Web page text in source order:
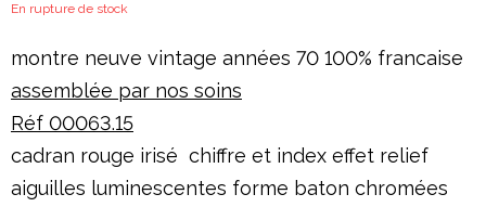
En rupture de stock
montre neuve vintage années 70 100% francaise
assemblée par nos soins
Réf 00063.15
cadran rouge irisé chiffre et index effet relief
aiguilles luminescentes forme baton chromées